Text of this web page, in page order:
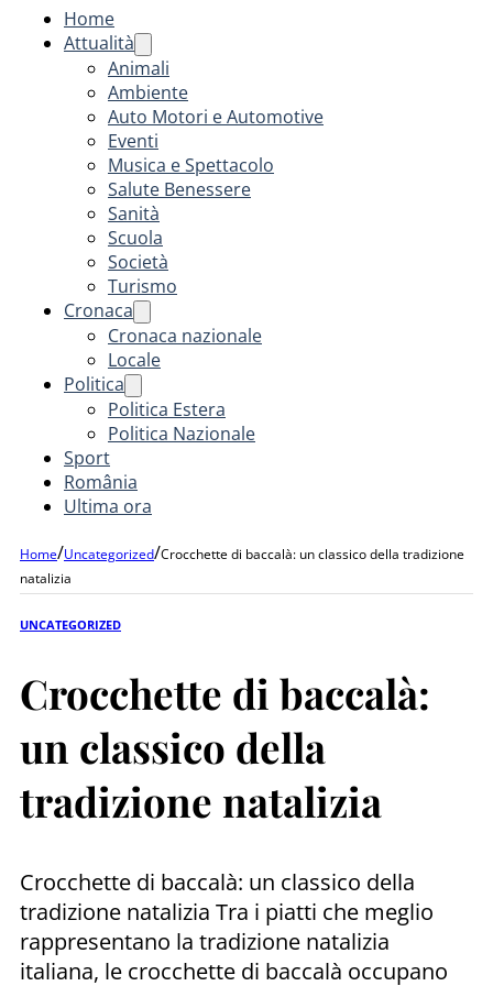
Home
Attualità
Animali
Ambiente
Auto Motori e Automotive
Eventi
Musica e Spettacolo
Salute Benessere
Sanità
Scuola
Società
Turismo
Cronaca
Cronaca nazionale
Locale
Politica
Politica Estera
Politica Nazionale
Sport
România
Ultima ora
Home/Uncategorized/Crocchette di baccalà: un classico della tradizione
natalizia
UNCATEGORIZED
Crocchette di baccalà:
un classico della
tradizione natalizia
Crocchette di baccalà: un classico della
tradizione natalizia Tra i piatti che meglio
rappresentano la tradizione natalizia
italiana, le crocchette di baccalà occupano